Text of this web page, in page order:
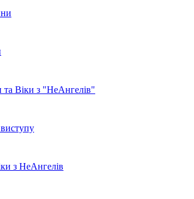
та Віки з "НеАнгелів"
з НеАнгелів